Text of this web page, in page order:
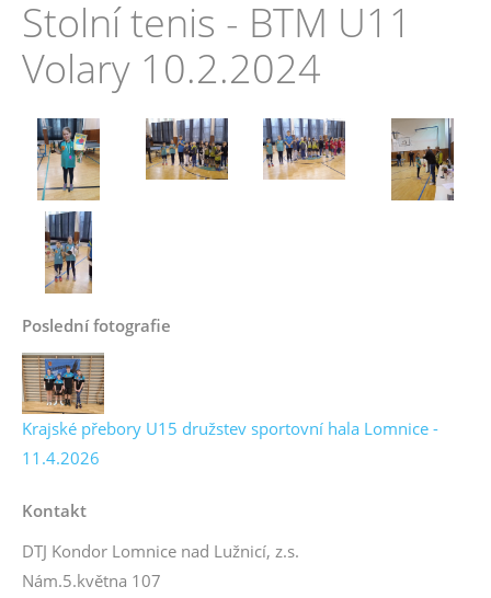
Stolní tenis - BTM U11
Volary 10.2.2024
Poslední fotografie
Krajské přebory U15 družstev sportovní hala Lomnice -
11.4.2026
Kontakt
DTJ Kondor Lomnice nad Lužnicí, z.s.
Nám.5.května 107